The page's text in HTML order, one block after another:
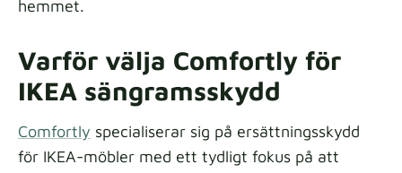
hemmet.
Varför välja Comfortly för
IKEA sängramsskydd
Comfortly specialiserar sig på ersättningsskydd
för IKEA-möbler med ett tydligt fokus på att